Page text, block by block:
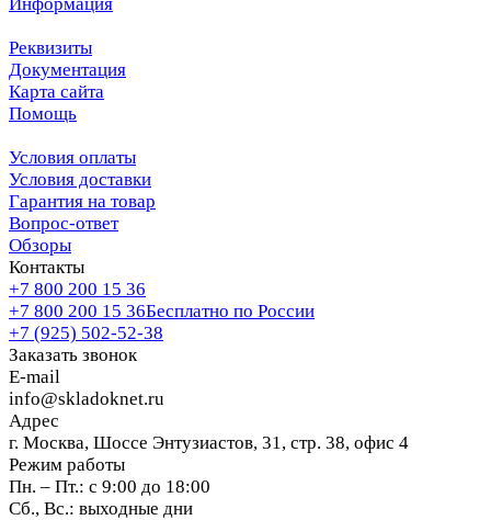
Реквизиты
Документация
Карта сайта
Помощь
Условия оплаты
Условия доставки
Гарантия на товар
Вопрос-ответ
Обзоры
Контакты
+7 800 200 15 36
+7 800 200 15 36Бесплатно по России
+7 (925) 502-52-38
Заказать звонок
E-mail
info@skladoknet.ru
Адрес
г. Москва, Шоссе Энтузиастов, 31, стр. 38, офис 4
Режим работы
Пн. – Пт.: с 9:00 до 18:00
Сб., Вс.: выходные дни